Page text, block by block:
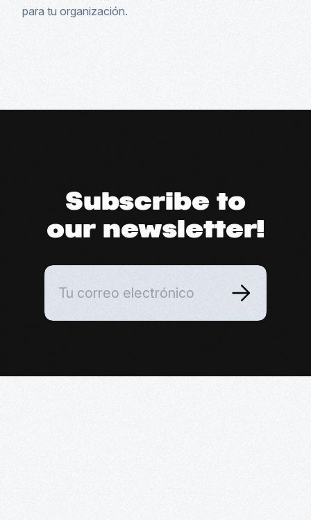
para tu organización.
Subscribe to
our newsletter!